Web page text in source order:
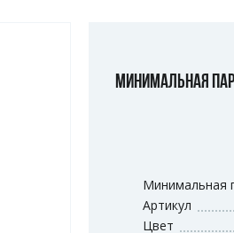
МИНИМАЛЬНАЯ
Минимальная
Артикул
Цвет